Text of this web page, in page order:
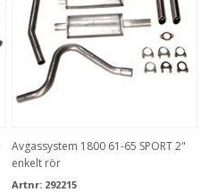
Avgassystem 1800 61-65 SPORT 2"
enkelt rör
Artnr: 292215